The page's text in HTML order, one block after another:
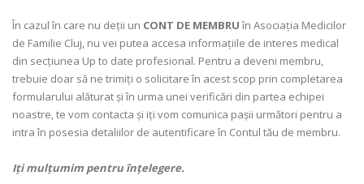
În cazul în care nu deții un CONT DE MEMBRUîn Asociația Medicilor
de Familie Cluj, nu vei putea accesa informațiile de interes medical
din secțiunea Up to date profesional. Pentru a deveni membru,
trebuie doar să ne trimiți o solicitare în acest scop prin completarea
formularului alăturat și în urma unei verificări din partea echipei
noastre, te vom contacta și iți vom comunica pașii următori pentru a
intra în posesia detaliilor de autentificare în Contul tău de membru.
Iți mulțumim pentru înțelegere.